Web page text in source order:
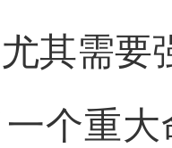
其需要
个重